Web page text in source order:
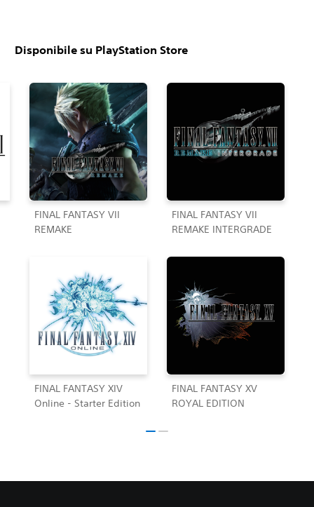
Disponibile su PlayStation Store
FINAL FANTASY VII
REMAKE
FINAL FANTASY VII
REMAKE INTERGRADE
FINAL FANTASY XIV
Online - Starter Edition
FINAL FANTASY XV
ROYAL EDITION